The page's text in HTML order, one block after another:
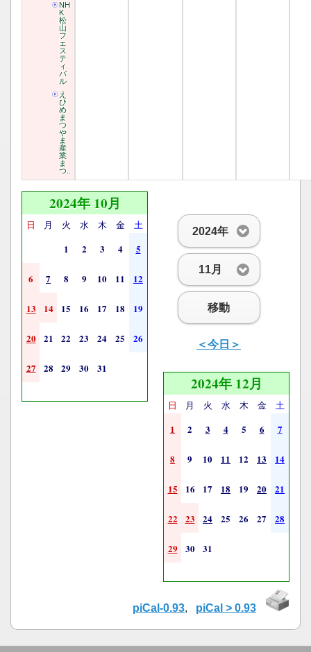
NH
K
松
山
フ
ェ
ス
テ
ィ
バ
ル
え
ひ
め
ま
つ
や
ま
産
業
ま
つ..
2024年
11月
移動
＜今日＞
2024年 10月
日 月 火 水 木 金 土
1 2 3 4 5
6 7 8 9 10 11 12
13 14 15 16 17 18 19
20 21 22 23 24 25 26
27 28 29 30 31
2024年 12月
日 月 火 水 木 金 土
1 2 3 4 5 6 7
8 9 10 11 12 13 14
15 16 17 18 19 20 21
22 23 24 25 26 27 28
29 30 31
piCal-0.93, piCal > 0.93